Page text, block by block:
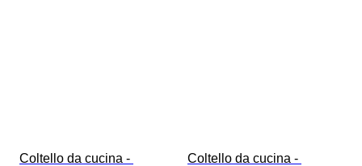
Coltello da cucina -
Coltello da cucina -